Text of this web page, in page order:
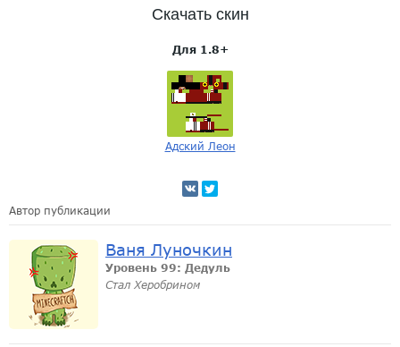
Скачать скин
Для 1.8+
Адский Леон
Автор публикации
Ваня Луночкин
Уровень 99: Дедуль
Стал Херобрином